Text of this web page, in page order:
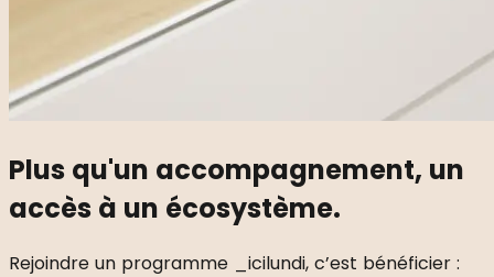
Plus qu'un accompagnement, un
accès à un écosystème.
Rejoindre un programme _icilundi, c’est bénéficier :